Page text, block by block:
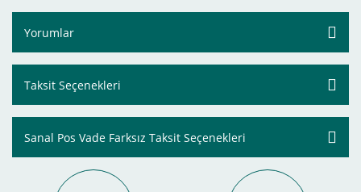
Yorumlar
Taksit Seçenekleri
Sanal Pos Vade Farksız Taksit Seçenekleri